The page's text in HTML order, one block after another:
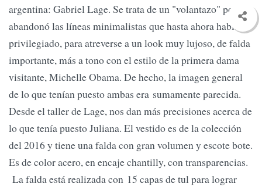
argentina: Gabriel Lage. Se trata de un "volantazo" porque
abandonó las líneas minimalistas que hasta ahora había
privilegiado, para atreverse a un look muy lujoso, de falda
importante, más a tono con el estilo de la primera dama
visitante, Michelle Obama. De hecho, la imagen general
de lo que tenían puesto ambas era sumamente parecida.
Desde el taller de Lage, nos dan más precisiones acerca de
lo que tenía puesto Juliana. El vestido es de la colección
del 2016 y tiene una falda con gran volumen y escote bote.
Es de color acero, en encaje chantilly, con transparencias.
La falda está realizada con 15 capas de tul para lograr